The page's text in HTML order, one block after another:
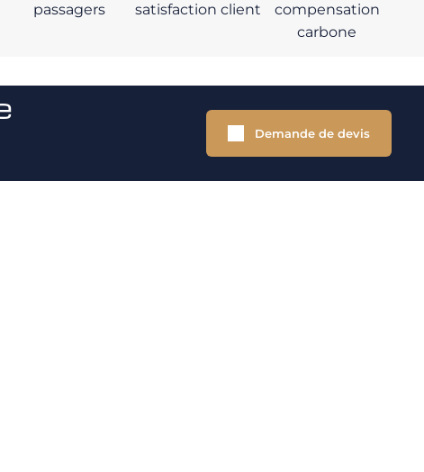
passagers
satisfaction client
compensation
carbone
Demande de devis